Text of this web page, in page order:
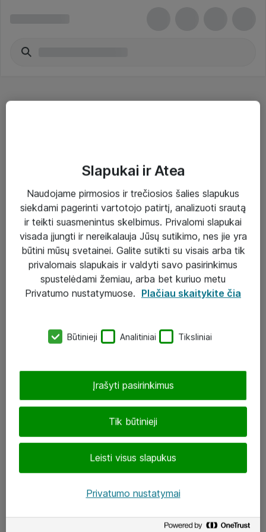
Sprendimai ir paslaugos
Paslaugos
Sprendimai
Įgyvendinti projektai
Atea ekspertų patarimai verslui
UAB „ATEA“
J. Rutkausko g. 6, Vilnius
Atea kontaktai
Aplankykite mus
Slapukai ir Atea
Naudojame pirmosios ir trečiosios šalies slapukus
siekdami pagerinti vartotojo patirtį, analizuoti srautą
ir teikti suasmenintus skelbimus. Privalomi slapukai
visada įjungti ir nereikalauja Jūsų sutikimo, nes jie yra
būtini mūsų svetainei. Galite sutikti su visais arba tik
privalomais slapukais ir valdyti savo pasirinkimus
spustelėdami žemiau, arba bet kuriuo metu
Privatumo nustatymuose. Plačiau skaitykite čia
Būtinieji Analitiniai Tiksliniai
Tik būtinieji
Leisti visus slapukus
Įrašyti pasirinkimus
Privatumo nustatymai